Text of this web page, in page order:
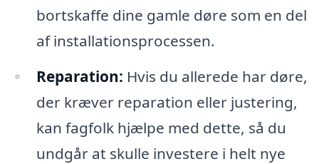
bortskaffe dine gamle døre som en del
af installationsprocessen.
Reparation: Hvis du allerede har døre,
der kræver reparation eller justering,
kan fagfolk hjælpe med dette, så du
undgår at skulle investere i helt nye